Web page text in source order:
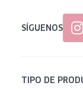
SÍGUENOS
TIPO DE